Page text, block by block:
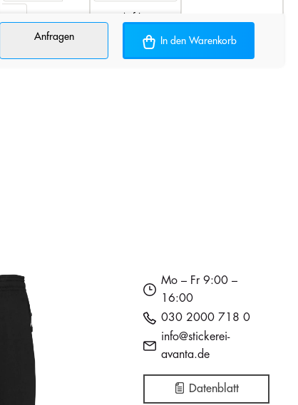
Auf Lager
20
Auf Lager
i
33,20 €
Anfragen In den Warenkorb
Mo – Fr 9:00 –
16:00
030 2000 718 0
info@stickerei-
avanta.de
Datenblatt